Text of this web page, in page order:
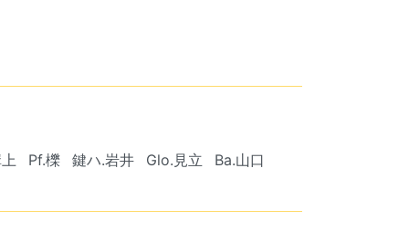
Pf.櫟 鍵ハ.岩井 Glo.見立 Ba.山口